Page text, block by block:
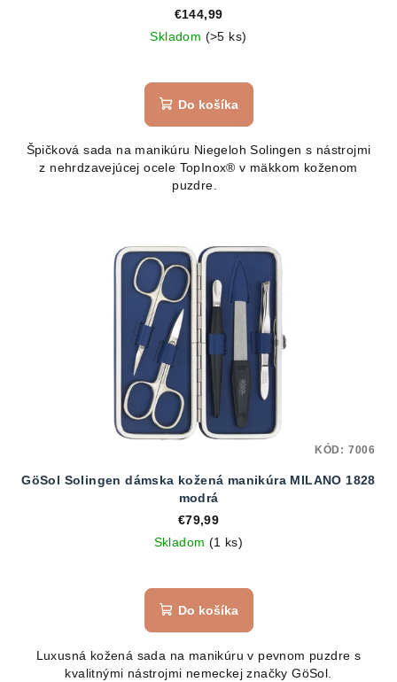
€144,99
Skladom (>5 ks)
Do košíka
Špičková sada na manikúru Niegeloh Solingen s nástrojmi
z nehrdzavejúcej ocele TopInox® v mäkkom koženom
puzdre.
GöSol Solingen dámska kožená manikúra MILANO 1828
modrá
€79,99
Skladom (1 ks)
Do košíka
Luxusná kožená sada na manikúru v pevnom puzdre s
kvalitnými nástrojmi nemeckej značky GöSol.
KÓD: 7006